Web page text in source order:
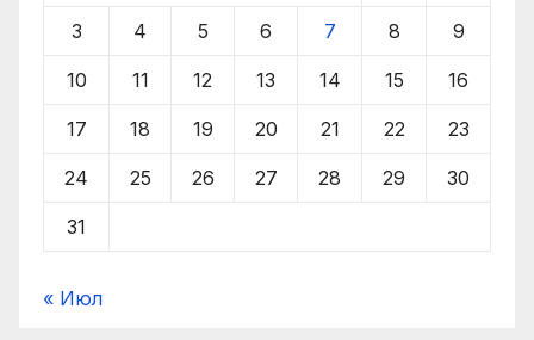
3 4 5 6 7 8 9
10 11 12 13 14 15 16
17 18 19 20 21 22 23
24 25 26 27 28 29 30
31
« Июл